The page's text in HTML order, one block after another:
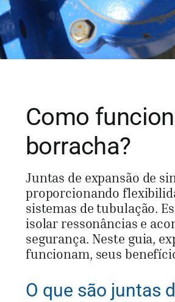
Como
borracha?
Juntas de expansão de
proporcionando
sistemas de tubulação.
isolar ressonâncias e
segurança. Neste guia,
funcionam, seus
O que são juntas